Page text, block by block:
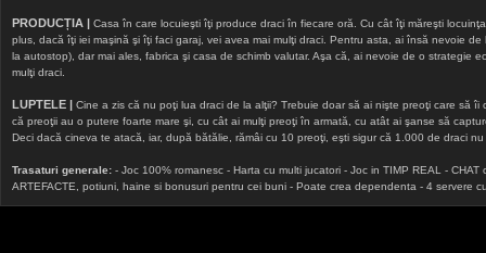
PRODUCȚIA | Casa în care locuieşti îţi produce draci în fiecare oră. Cu cât îţi măreşti
plus, dacă îţi iei maşină şi îţi faci garaj, vei avea mai mulţi draci. Pentru asta, ai însă nevoie
la autostop), dar mai ales, fabrica şi casa de schimb valutar. Aşa că, ai nevoie de o strategie
mulţi draci.
LUPTELE | Cine a zis că nu poţi lua draci de la alţii? Trebuie doar să ai nişte preoţi care să
că preoţii au o putere foarte mare şi, cu cât ai mulţi preoţi în armată, cu atât ai şanse să
Deci dacă cineva te atacă, iar, după bătălie, rămâi cu 10 preoţi, eşti sigur că 1.000 de draci
Trasaturi generale: - Joc 100% romanesc - Harta cu multi jucatori - Joc in TIMP REAL -
ARTEFACTE, potiuni, haine si bonusuri pentru cei buni - Poate crea dependenta - 4 servere